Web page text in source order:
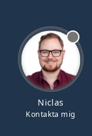
Niclas
Kontakta mig